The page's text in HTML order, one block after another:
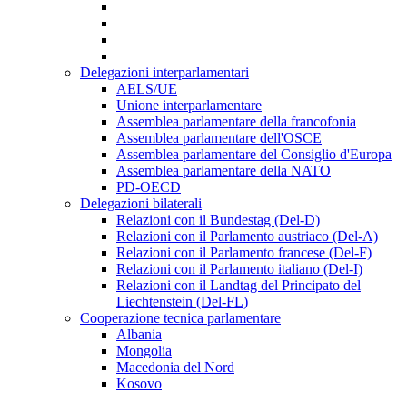
Delegazioni interparlamentari
AELS/UE
Unione interparlamentare
Assemblea parlamentare della francofonia
Assemblea parlamentare dell'OSCE
Assemblea parlamentare del Consiglio d'Europa
Assemblea parlamentare della NATO
PD-OECD
Delegazioni bilaterali
Relazioni con il Bundestag (Del-D)
Relazioni con il Parlamento austriaco (Del-A)
Relazioni con il Parlamento francese (Del-F)
Relazioni con il Parlamento italiano (Del-I)
Relazioni con il Landtag del Principato del
Liechtenstein (Del-FL)
Cooperazione tecnica parlamentare
Albania
Mongolia
Macedonia del Nord
Kosovo